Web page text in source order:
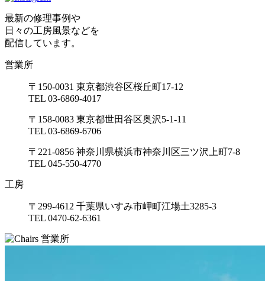
最新の修理事例や
日々の工房風景などを
配信しています。
営業所
〒150-0031 東京都渋谷区桜丘町17-12
TEL 03-6869-4017
〒158-0083 東京都世田谷区奥沢5-1-11
TEL 03-6869-6706
〒221-0856 神奈川県横浜市神奈川区三ツ沢上町7-8
TEL 045-550-4770
工房
〒299-4612 千葉県いすみ市岬町江場土3285-3
TEL 0470-62-6361